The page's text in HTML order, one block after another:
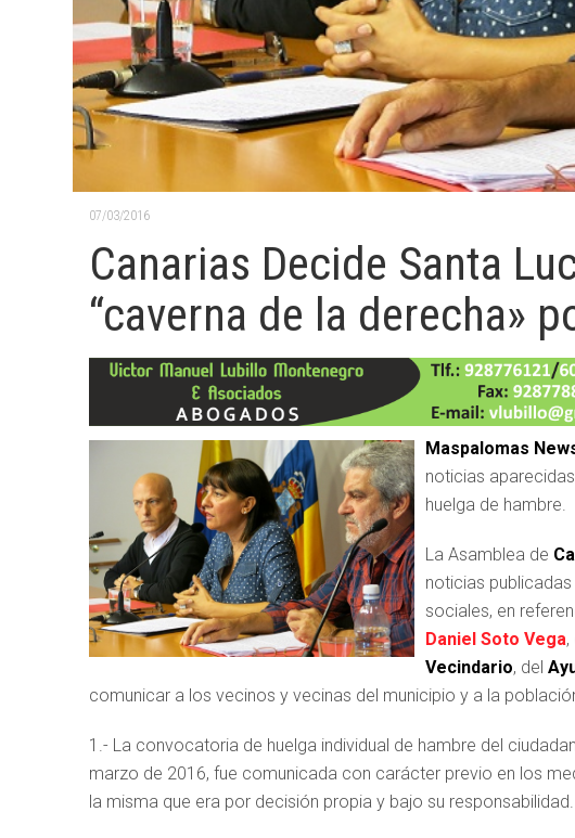
07/03/2016
Canarias Decide Santa
“caverna de la derecha»
Maspalomas
noticias
huelga de hambre.
La Asamblea de
noticias
sociales, en
Daniel Soto Vega
Vecindario, del
comunicar a los vecinos y vecinas del municipio y a la
1.- La convocatoria de huelga individual de hambre del
marzo de 2016, fue comunicada con carácter previo en los
la misma que era por decisión propia y bajo su responsabilidad.